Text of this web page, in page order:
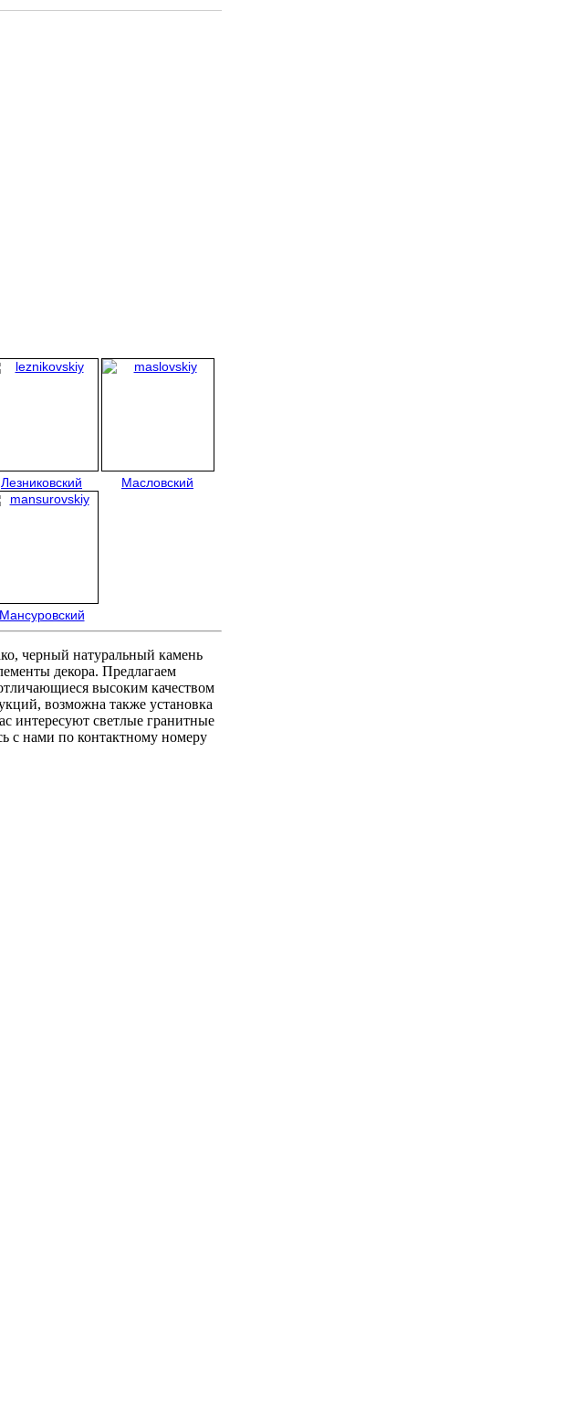
Лезниковский Масловский
Мансуровский
черный натуральный камень
декора. Предлагаем
высоким качеством
возможна также установка
интересуют светлые гранитные
с нами по контактному номеру